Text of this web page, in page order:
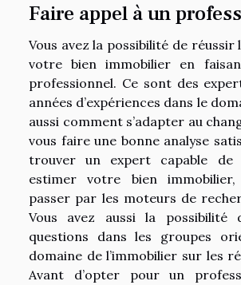
Faire appel à un
Vous avez la possibilité de réussir
votre bien immobilier en
professionnel. Ce sont des
années d’expériences dans le
aussi comment s’adapter au
vous faire une bonne analyse
trouver un expert capable de
estimer votre bien immobilier,
passer par les moteurs de
Vous avez aussi la possibilité
questions dans les groupes
domaine de l’immobilier sur les
Avant d’opter pour un